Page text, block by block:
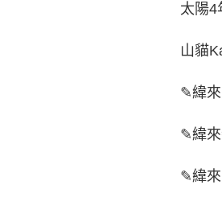
太陽4
山貓
✎緯來
✎緯來
✎緯來